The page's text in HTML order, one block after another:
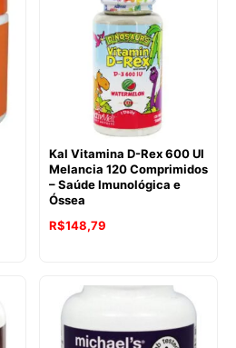
Kal Vitamina D-Rex 600 UI
Melancia 120 Comprimidos
– Saúde Imunológica e
Óssea
R$148,79